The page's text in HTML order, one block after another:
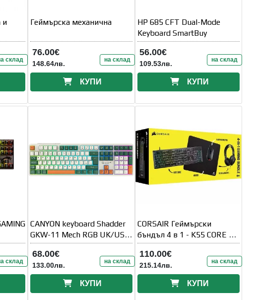
и
склад
Геймърска механична
76.00€
148.64лв. на склад
КУПИ
HP 685 CFT Dual-Mode
Keyboard SmartBuy
56.00€
109.53лв. на склад
КУПИ
склад
CANYON keyboard Shadder
GKW-11 Mech RGB UK/US
Wireless White
68.00€
133.00лв. на склад
КУПИ
CORSAIR Геймърски
бъндъл 4 в 1 - K55 CORE /
HARPOON RGB PRO /
110.00€
215.14лв. на склад
КУПИ